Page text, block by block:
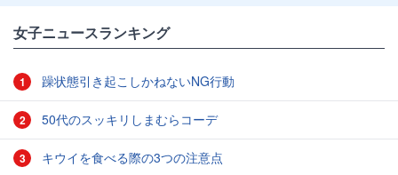
女子ニュースランキング
1 躁状態引き起こしかねないNG行動
2 50代のスッキリしまむらコーデ
3 キウイを食べる際の3つの注意点